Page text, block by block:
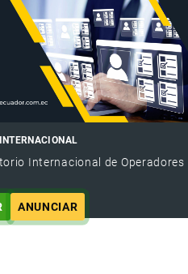
Internacional de Operadores
ANUNCIAR